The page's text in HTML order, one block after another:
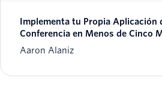
Implementa tu Propia Aplicación
Conferencia en Menos de Cinco
Aaron Alaniz